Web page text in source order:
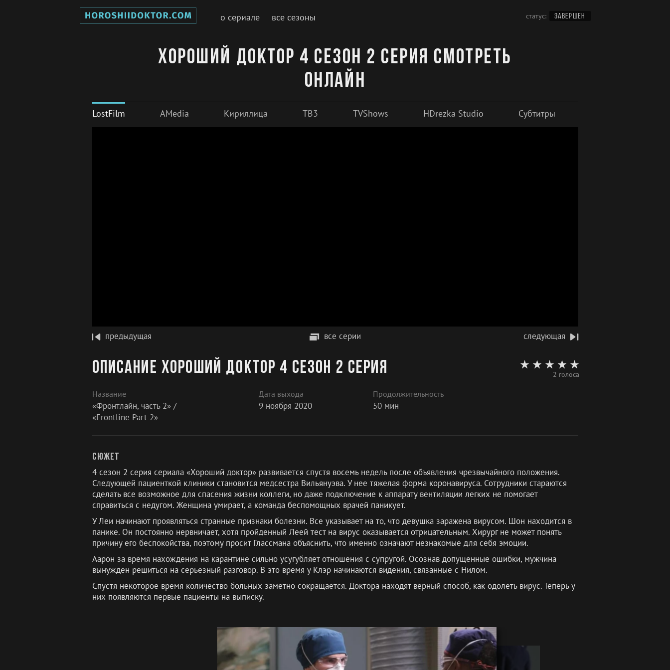
о сериале все сезоны статус: ЗАВЕРШЕН
Хороший доктор 4 сезон 2 серия смотреть
онлайн
LostFilm AMedia Кириллица ТВ3 TVShows HDrezka Studio Субтитры
предыдущая все серии следующая
2 голоса
Описание Хороший доктор 4 сезон 2 серия
Название
«Фронтлайн, часть 2» /
«Frontline Part 2»
Дата выхода
9 ноября 2020
Продолжительность
50 мин
Сюжет
4 сезон 2 серия сериала «Хороший доктор» развивается спустя восемь недель после объявления чрезвычайного положения.
Следующей пациенткой клиники становится медсестра Вильянуэва. У нее тяжелая форма коронавируса. Сотрудники стараются
сделать все возможное для спасения жизни коллеги, но даже подключение к аппарату вентиляции легких не помогает
справиться с недугом. Женщина умирает, а команда беспомощных врачей паникует.
У Леи начинают проявляться странные признаки болезни. Все указывает на то, что девушка заражена вирусом. Шон находится в
панике. Он постоянно нервничает, хотя пройденный Леей тест на вирус оказывается отрицательным. Хирург не может понять
причину его беспокойства, поэтому просит Глассмана объяснить, что именно означают незнакомые для себя эмоции.
Аарон за время нахождения на карантине сильно усугубляет отношения с супругой. Осознав допущенные ошибки, мужчина
вынужден решиться на серьезный разговор. В это время у Клэр начинаются видения, связанные с Нилом.
Спустя некоторое время количество больных заметно сокращается. Доктора находят верный способ, как одолеть вирус. Теперь у
них появляются первые пациенты на выписку.